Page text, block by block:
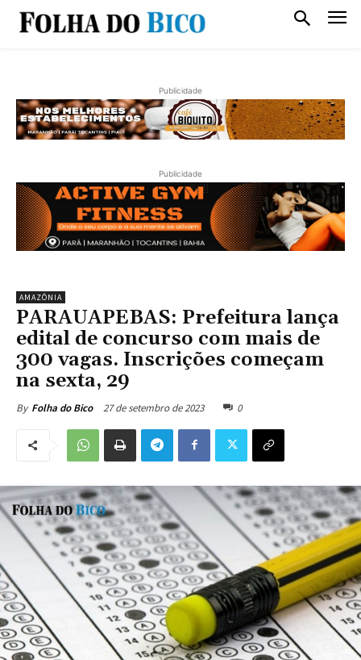
Publicidade
Publicidade
AMAZÔNIA
PARAUAPEBAS: Prefeitura lança
edital de concurso com mais de
300 vagas. Inscrições começam
na sexta, 29
By Folha do Bico 27 de setembro de 2023 0